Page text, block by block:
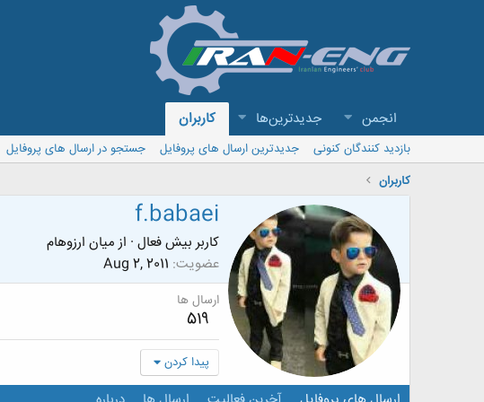
انجمن جدیدترین‌ها کاربران
بازدید کنندگان کنونی جدیدترین ارسال های پروفایل
جستجو در ارسال های پروفایل
کاربران
f.babaei
کاربر بیش فعال · از میان ارزوهام
عضویت Aug 2, 2011
ارسال ها
519
پیدا کردن